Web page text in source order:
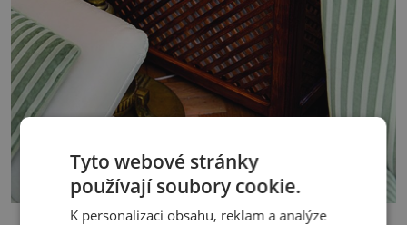
Tyto webové stránky
používají soubory cookie.
K personalizaci obsahu, reklam a analýze